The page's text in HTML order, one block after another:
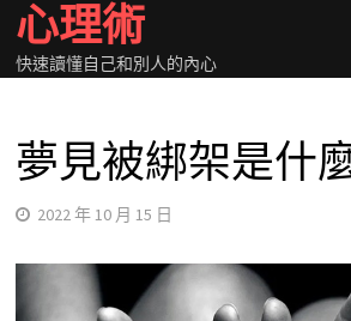
Skip
content
心理術
快速讀懂自己和別人的內心
夢見被綁架是什
2022 年 10 月 15 日